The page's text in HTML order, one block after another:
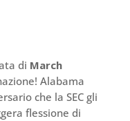
di March
Alabama
che la SEC gli
flessione di